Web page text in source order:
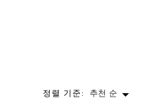
정렬 기준: 추천 순